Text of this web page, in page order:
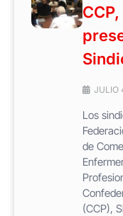
JULIO
Los
de
(CCP),